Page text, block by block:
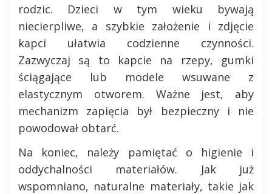
rodzic. Dzieci w tym wieku bywają
niecierpliwe, a szybkie założenie i zdjęcie
kapci ułatwia codzienne czynności.
Zazwyczaj są to kapcie na rzepy, gumki
ściągające lub modele wsuwane z
elastycznym otworem. Ważne jest, aby
mechanizm zapięcia był bezpieczny i nie
powodował obtarć.
Na koniec, należy pamiętać o higienie i
oddychalności materiałów. Jak już
wspomniano, naturalne materiały, takie jak